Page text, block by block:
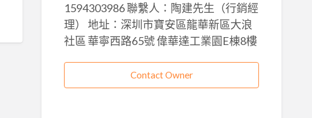
1594303986 聯繫人：陶建先生（行銷經
理） 地址：深圳市寶安區龍華新區大浪
社區 華寧西路65號 偉華達工業園E棟8樓
Contact Owner